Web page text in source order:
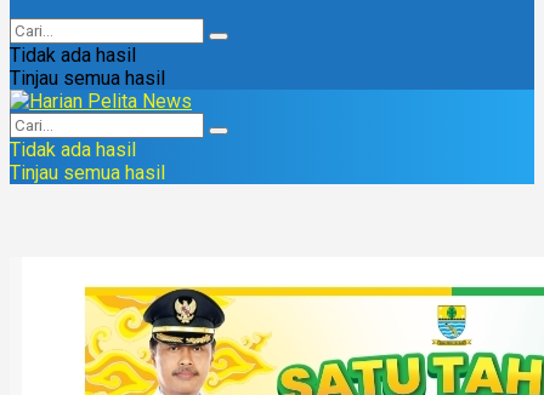
Tidak ada hasil
Tinjau semua hasil
Tidak ada hasil
Tinjau semua hasil